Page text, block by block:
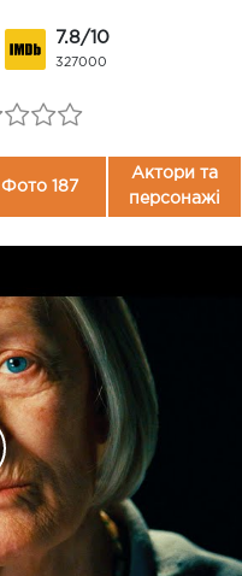
7.8/10
327000
Фото 187
Актори та
персонажі